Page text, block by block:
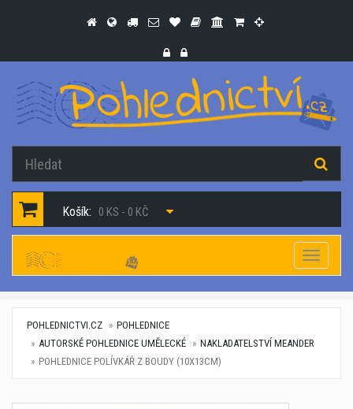
Košík: 0 KS - 0 KČ
POHLEDNICTVI.CZ
POHLEDNICE
AUTORSKÉ POHLEDNICE UMĚLECKÉ
NAKLADATELSTVÍ MEANDER
POHLEDNICE POLÍVKÁŘ Z BOUDY (10X13CM)